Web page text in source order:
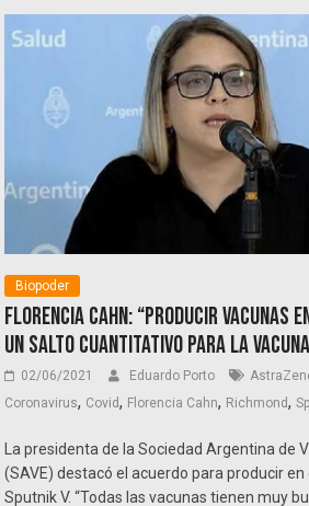
Biopoder
Florencia Cahn: “Producir vacunas
un salto cuantitativo para la
02/06/2021 Eduardo Porto
Coronavirus, Covid, Florencia Cahn, Richmond,
La presidenta de la Sociedad Argentina de
(SAVE) destacó el acuerdo para producir en
Sputnik V. “Todas las vacunas tienen muy